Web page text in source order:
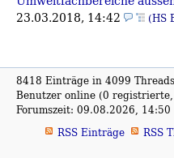
23.03.2018, 14:42
(HS
8418 Einträge in 4099
Benutzer online (0 registrierte,
Forumszeit: 09.08.2026,
RSS Einträge
RSS